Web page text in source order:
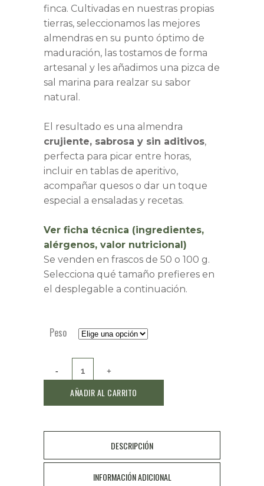
finca. Cultivadas en nuestras propias
tierras, seleccionamos las mejores
almendras en su punto óptimo de
maduración, las tostamos de forma
artesanal y les añadimos una pizca de
sal marina para realzar su sabor
natural.
El resultado es una almendra
crujiente, sabrosa y sin aditivos,
perfecta para picar entre horas,
incluir en tablas de aperitivo,
acompañar quesos o dar un toque
especial a ensaladas y recetas.
Ver ficha técnica (ingredientes,
alérgenos, valor nutricional)
Se venden en frascos de 50 o 100 g.
Selecciona qué tamaño prefieres en
el desplegable a continuación.
Peso
Almendras
tostadas
sal
quantity
AÑADIR AL CARRITO
DESCRIPCIÓN
INFORMACIÓN ADICIONAL